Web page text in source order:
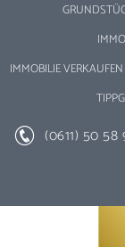
IMMOBILIE
(0611) 50 58